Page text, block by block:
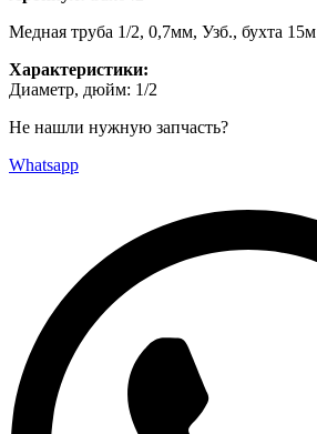
Медная труба 1/2, 0,7мм, Узб., бухта 15м
Характеристики:
Диаметр, дюйм: 1/2
Не нашли нужную запчасть?
Whatsapp